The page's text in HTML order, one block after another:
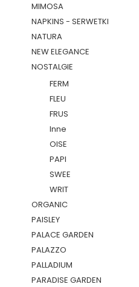
MIMOSA
NAPKINS - SERWETKI
NATURA
NEW ELEGANCE
NOSTALGIE
FERM
FLEU
FRUS
Inne
OISE
PAPI
SWEE
WRIT
ORGANIC
PAISLEY
PALACE GARDEN
PALAZZO
PALLADIUM
PARADISE GARDEN